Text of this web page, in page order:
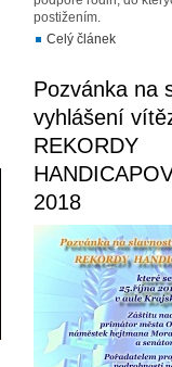
postižením.
Celý článek
Pozvánka na
vyhlášení
REKORDY
2018